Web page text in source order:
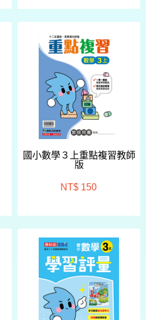
國小數學３上重點複習教師
版
NT$ 150